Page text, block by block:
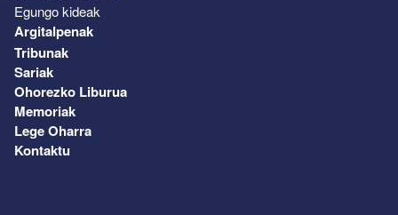
Egungo kideak
Argitalpenak
Tribunak
Sariak
Ohorezko Liburua
Memoriak
Lege Oharra
Kontaktu